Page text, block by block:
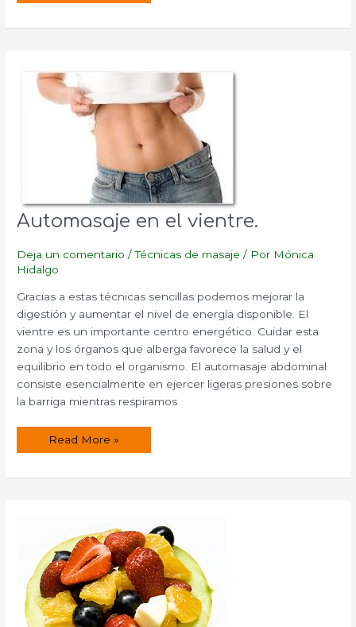
Automasaje en el vientre.
Deja un comentario /Técnicas de masaje / Por Mónica
Hidalgo
Gracias a estas técnicas sencillas podemos mejorar la
digestión y aumentar el nivel de energía disponible. El
vientre es un importante centro energético. Cuidar esta
zona y los órganos que alberga favorece la salud y el
equilibrio en todo el organismo. El automasaje abdominal
consiste esencialmente en ejercer ligeras presiones sobre
la barriga mientras respiramos
Automasaje
Read More »